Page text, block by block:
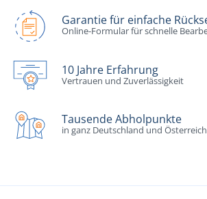
Garantie für einfache
Online-Formular für schnelle
10 Jahre Erfahrung
Vertrauen und Zuverlässigkeit
Tausende Abholpunkte
in ganz Deutschland und Österreich